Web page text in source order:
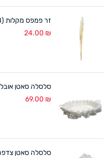
זר פמפס מקלות (8 יח')
24.00 ₪
סלסלה סאטן אובלית 50/37+9
69.00 ₪
סלסלה סאטן צדפה 55/36+16 ס"מ